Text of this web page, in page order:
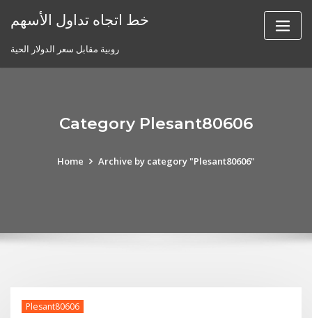
خط اتجاه تداول الأسهم
روبية مقابل سعر الدولار الحية
Category Plesant80606
Home Archive by category "Plesant80606"
Plesant80606